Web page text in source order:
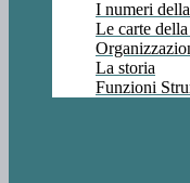
I numeri
Le carte
La storia
Funzioni